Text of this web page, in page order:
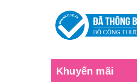
Khuyến mãi